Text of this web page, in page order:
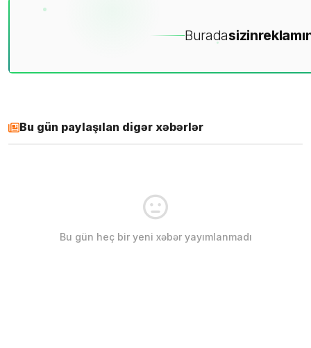
Buradasizin
Bu gün paylaşılan digər xəbərlər
Bu gün heç bir yeni xəbər yayımlanmadı